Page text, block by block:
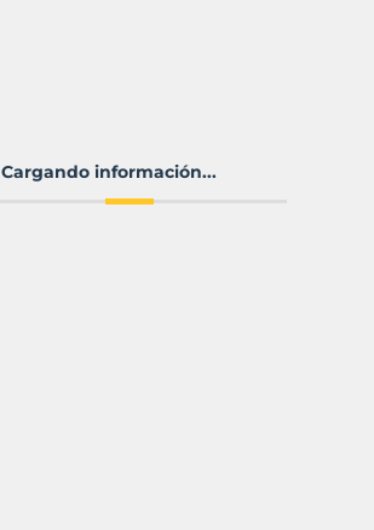
Cargando información...